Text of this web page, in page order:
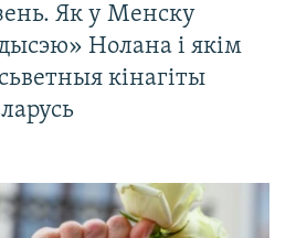
Як у Менску
Нолана і якім
кінагіты